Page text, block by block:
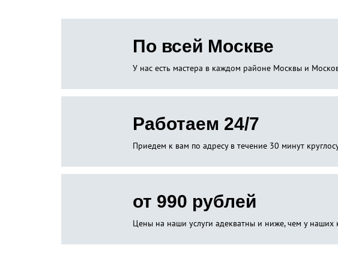
По всей Москве
У нас есть мастера в каждом районе Москвы и
Работаем 24/7
Приедем к вам по адресу в течение 30 минут
от 990 рублей
Цены на наши услуги адекватны и ниже, чем у наших